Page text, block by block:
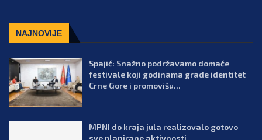
NAJNOVIJE
Spajić: Snažno podržavamo domaće
festivale koji godinama grade identitet
Crne Gore i promovišu...
MPNI do kraja jula realizovalo gotovo
sve planirane aktivnosti